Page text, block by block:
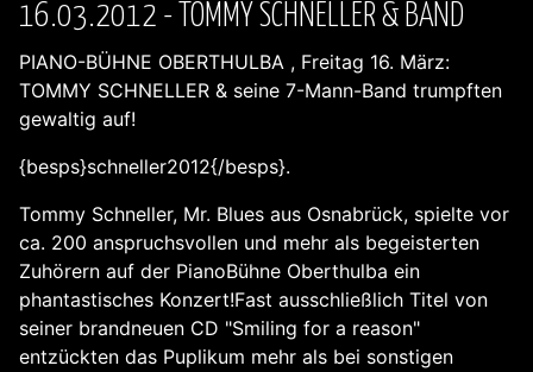
16.03.2012 - TOMMY SCHNELLER & BAND
PIANO-BÜHNE OBERTHULBA , Freitag 16. März:
TOMMY SCHNELLER & seine 7-Mann-Band trumpften
gewaltig auf!
{besps}schneller2012{/besps}.
Tommy Schneller, Mr. Blues aus Osnabrück, spielte vor
ca. 200 anspruchsvollen und mehr als begeisterten
Zuhörern auf der PianoBühne Oberthulba ein
phantastisches Konzert!Fast ausschließlich Titel von
seiner brandneuen CD "Smiling for a reason"
entzückten das Puplikum mehr als bei sonstigen